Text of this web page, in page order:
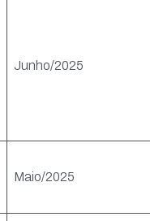
Junho/2025
Maio/2025